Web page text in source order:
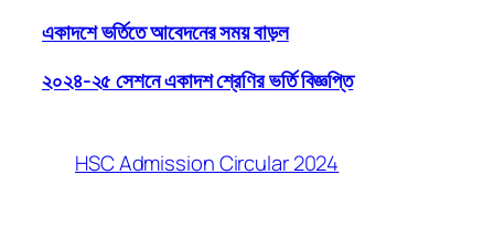
একাদশে ভর্তিতে আবেদনের সময় বাড়ল
২০২৪-২৫ সেশনে একাদশ শ্রেণির ভর্তি বিজ্ঞপ্তি
HSC Admission Circular 2024